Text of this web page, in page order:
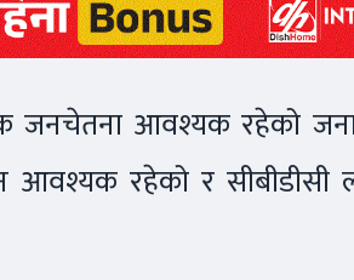
जनचेतना आवश्यक रहेको
आवश्यक रहेको र सीबीडीसी